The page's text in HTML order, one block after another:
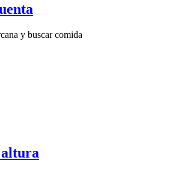
y buscar comida
altura